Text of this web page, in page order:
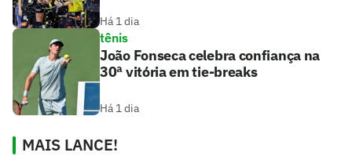
Há 1 dia
tênis
João Fonseca celebra confiança na
30ª vitória em tie-breaks
Há 1 dia
MAIS LANCE!